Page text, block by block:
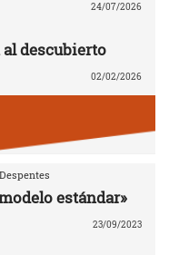
24/07/2026
descubierto
02/02/2026
estándar»
23/09/2023